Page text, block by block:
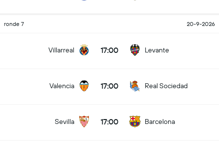
ronde 7 20-9-2026
Villarreal 17:00 Levante
Valencia 17:00 Real Sociedad
Sevilla 17:00 Barcelona